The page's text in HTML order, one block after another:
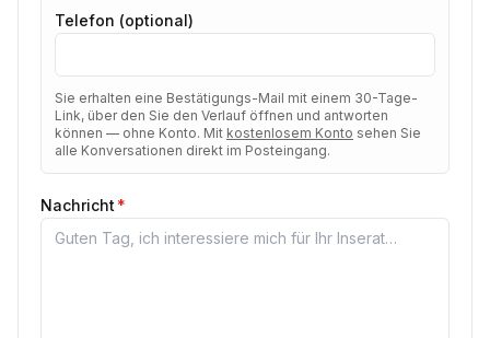
Telefon (optional)
Sie erhalten eine Bestätigungs-Mail mit einem 30-Tage-
Link, über den Sie den Verlauf öffnen und antworten
können — ohne Konto. Mit kostenlosem Konto sehen Sie
alle Konversationen direkt im Posteingang.
Nachricht *